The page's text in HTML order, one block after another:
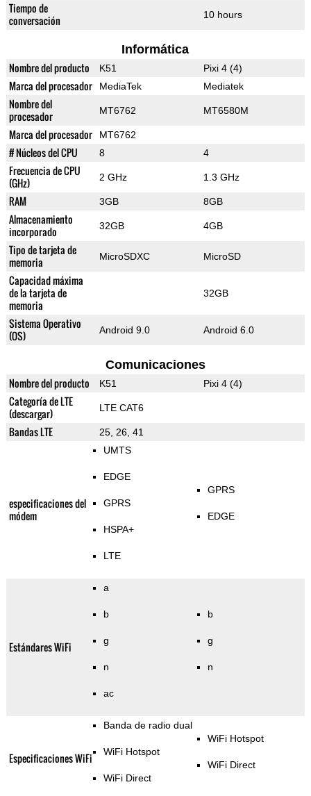
Tiempo de
conversación
10 hours
Informática
Nombre del producto K51 Pixi 4 (4)
Marca del procesador MediaTek Mediatek
Nombre del
procesador
MT6762 MT6580M
Marca del procesador MT6762
# Núcleos del CPU 8 4
Frecuencia de CPU
(GHz)
2 GHz 1.3 GHz
RAM 3GB 8GB
Almacenamiento
incorporado
32GB 4GB
Tipo de tarjeta de
memoria
MicroSDXC MicroSD
Capacidad máxima
de la tarjeta de
memoria
32GB
Sistema Operativo
(OS)
Android 9.0 Android 6.0
Comunicaciones
Nombre del producto K51 Pixi 4 (4)
Categoría de LTE
(descargar)
LTE CAT6
Bandas LTE 25, 26, 41
especificaciones del
módem
UMTS
EDGE
GPRS
HSPA+
LTE
GPRS
EDGE
Estándares WiFi
a
b
g
n
ac
b
g
n
Especificaciones WiFi
Banda de radio dual
WiFi Hotspot
WiFi Direct
WiFi Hotspot
WiFi Direct